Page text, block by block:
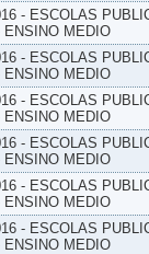
- ESCOLAS
ENSINO MEDIO
- ESCOLAS
ENSINO MEDIO
- ESCOLAS
ENSINO MEDIO
- ESCOLAS
ENSINO MEDIO
- ESCOLAS
ENSINO MEDIO
- ESCOLAS
ENSINO MEDIO